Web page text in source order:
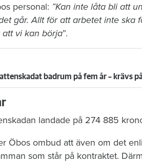
personal: ”Kan inte låta bli att
går. Allt för att arbetet inte ska
vi kan börja”.
badrum på fem år – krävs
landade på 274 885
Öbos ombud att även om det
som står på kontraktet.